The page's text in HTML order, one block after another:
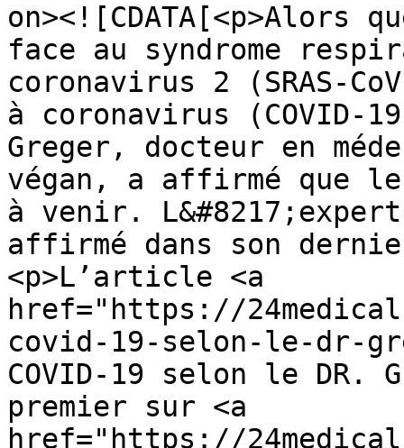
on><![CDATA[<p>Alors
face au syndrome
coronavirus 2 (SRAS-
à coronavirus (COVID-
Greger, docteur en
végan, a affirmé que
à venir.
affirmé dans son
<p>L’article <a
href="https://
covid-19-selon-le-dr-
COVID-19 selon le DR.
premier sur <a
href="https://